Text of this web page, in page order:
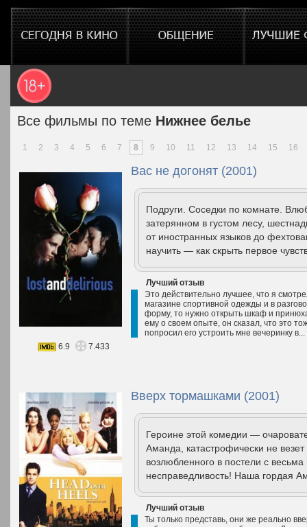
Все фильмы по теме Нижнее белье
1 2 3 4 5 6 7 8 9 10 11 12 13 14 15 16
Вас не догонят (2001)
Подруги. Соседки по комнате.
затерянном в густом лесу,
от иностранных языков до
научить — как скрыть первое
Лучший отзыв
Это действительно лучшее, что я
магазине спортивной одежды и в
форму, то нужно открыть шкаф и
ему о своем опыте, он сказал, что это
попросил его устроить мне вечеринку в...
6.9
7.433
Вверх тормашками (2001)
Героине этой комедии —
Аманда, катастрофически не
возлюбленного в постели с
несправедливость! Наша гордая
Лучший отзыв
Ты только представь, они же реально